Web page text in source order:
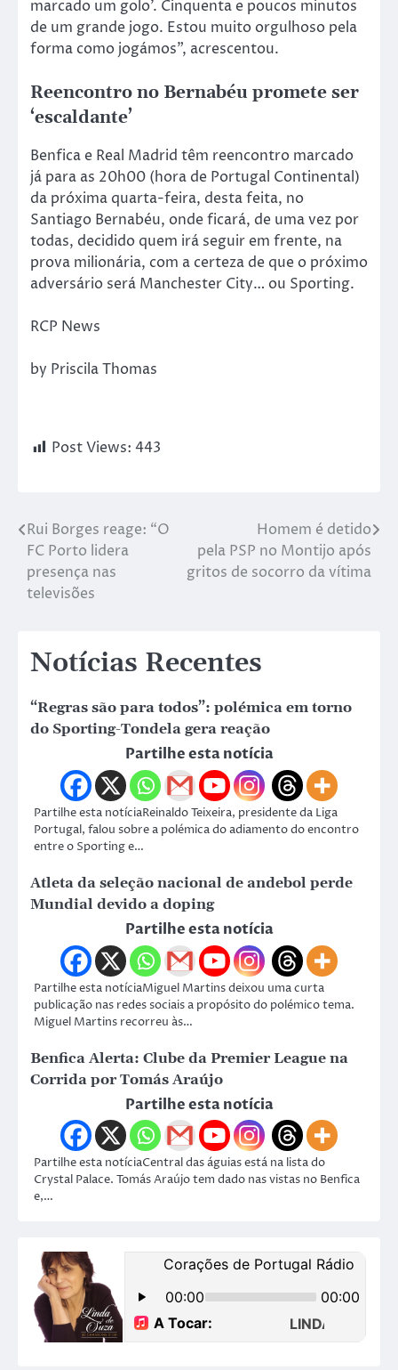
marcado um golo’. Cinquenta e poucos minutos
de um grande jogo. Estou muito orgulhoso pela
forma como jogámos”, acrescentou.
Reencontro no Bernabéu promete ser
‘escaldante’
Benfica e Real Madrid têm reencontro marcado
já para as 20h00 (hora de Portugal Continental)
da próxima quarta-feira, desta feita, no
Santiago Bernabéu, onde ficará, de uma vez por
todas, decidido quem irá seguir em frente, na
prova milionária, com a certeza de que o próximo
adversário será Manchester City… ou Sporting.
RCP News
by Priscila Thomas
Post Views: 443
Rui Borges reage: “O
FC Porto lidera
presença nas
televisões
Homem é detido
pela PSP no Montijo após
gritos de socorro da vítima
Notícias Recentes
“Regras são para todos”: polémica em torno
do Sporting-Tondela gera reação
Partilhe esta notícia
Partilhe esta notíciaReinaldo Teixeira, presidente da Liga
Portugal, falou sobre a polémica do adiamento do encontro
entre o Sporting e…
Atleta da seleção nacional de andebol perde
Mundial devido a doping
Partilhe esta notícia
Partilhe esta notíciaMiguel Martins deixou uma curta
publicação nas redes sociais a propósito do polémico tema.
Miguel Martins recorreu às…
Benfica Alerta: Clube da Premier League na
Corrida por Tomás Araújo
Partilhe esta notícia
Partilhe esta notíciaCentral das águias está na lista do
Crystal Palace. Tomás Araújo tem dado nas vistas no Benfica
e,…